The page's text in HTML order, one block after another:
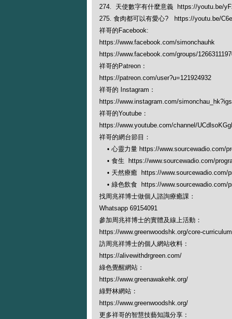
274. 天使數字有什麼意義 https://youtu.be/
275. 食肉都可以有愛心? https://youtu.be/
祥哥的Facebook:
https://www.facebook.com/simonchauhk
https://www.facebook.com/groups/
祥哥的Patreon：
https://patreon.com/user?u=121924932
祥哥的 Instagram：
https://www.instagram.com/
祥哥的Youtube：
https://www.youtube.com/channel/
祥哥的網台節目：
• 心靈力量 https://www.sourcewadio.com/
• 食生 https://www.sourcewadio.com/
• 天然療癒 https://www.sourcewadio.com/
• 綠色飲食 https://www.sourcewadio.com/
找周兆祥博士做個人諮詢療癒課：
Whatsapp 69154091
參加周兆祥博士的實體及線上活動：
https://www.greenwoodshk.org/core-curriculum
訪周兆祥博士的個人網站收料：
https://alivewithdrgreen.com/
綠色覺醒網站：
https://www.greenawakehk.org/
綠野林網站：
https://www.greenwoodshk.org/
更多祥哥的智慧技藝知識分享：